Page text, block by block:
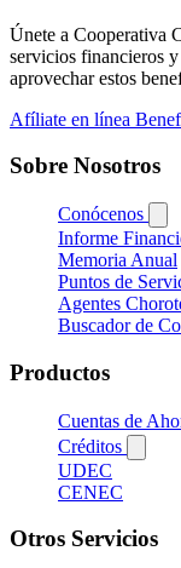
Únete a Cooperativa
servicios financieros
aprovechar estos
Afíliate en línea
Sobre Nosotros
Conócenos
Informe
Memoria Anual
Puntos de
Agentes
Buscador de
Productos
Cuentas de
Créditos
UDEC
CENEC
Otros Servicios